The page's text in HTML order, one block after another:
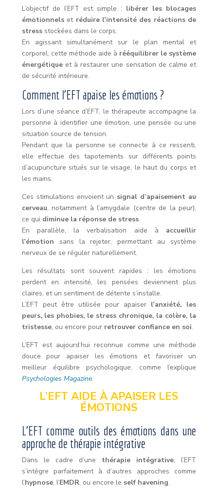
L’objectif de l’EFT est simple : libérer les blocages
émotionnelset réduire l’intensité des réactions de
stressstockées dans le corps.
En agissant simultanément sur le plan mental et
corporel, cette méthode aide à rééquilibrer le système
énergétiqueet à restaurer une sensation de calme et
de sécurité intérieure.
Comment l’EFT apaise les émotions ?
Lors d’une séance d’EFT, le thérapeute accompagne la
personne à identifier une émotion, une pensée ou une
situation source de tension.
Pendant que la personne se connecte à ce ressenti,
elle effectue des tapotements sur différents points
d’acupuncture situés sur le visage, le haut du corps et
les mains.
Ces stimulations envoient un signal d’apaisement au
cerveau, notamment à l’amygdale (centre de la peur),
ce qui diminue la réponse de stress.
En parallèle, la verbalisation aide à accueillir
l’émotion sans la rejeter, permettant au système
nerveux de se réguler naturellement.
Les résultats sont souvent rapides : les émotions
perdent en intensité, les pensées deviennent plus
claires, et un sentiment de détente s’installe.
L’EFT peut être utilisée pour apaiser l’anxiété, les
peurs, les phobies, le stress chronique, la colère, la
tristesse, ou encore pour retrouver confiance en soi.
L’EFT est aujourd’hui reconnue comme une méthode
douce pour apaiser les émotions et favoriser un
meilleur équilibre psychologique, comme l’explique
Psychologies Magazine.
L’EFT AIDE À APAISER LES
ÉMOTIONS
L’EFT comme outils des émotions dans une
approche de thérapie intégrative
Dans le cadre d’une thérapie intégrative, l’EFT
s’intègre parfaitement à d’autres approches comme
l’hypnose, l’EMDR, ou encore le self havening.